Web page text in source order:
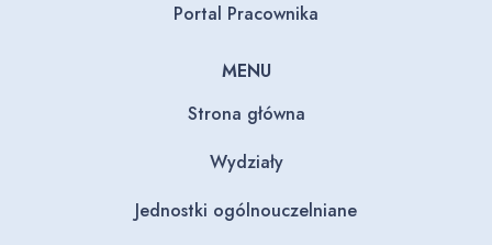
Portal Pracownika
MENU
Strona główna
Wydziały
Jednostki ogólnouczelniane